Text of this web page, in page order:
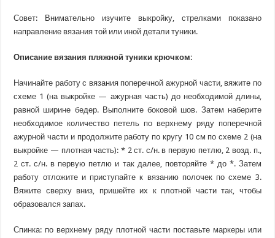
Совет: Внимательно изучите выкройку, стрелками показано
направление вязания той или иной детали туники.
Описание вязания пляжной туники крючком:
Начинайте работу с вязания поперечной ажурной части, вяжите по
схеме 1 (на выкройке — ажурная часть) до необходимой длины,
равной ширине бедер. Выполните боковой шов. Затем наберите
необходимое количество петель по верхнему ряду поперечной
ажурной части и продолжите работу по кругу 10 см по схеме 2 (на
выкройке — плотная часть): * 2 ст. с/н. в первую петлю, 2 возд. п.,
2 ст. с/н. в первую петлю и так далее, повторяйте * до *. Затем
работу отложите и приступайте к вязанию полочек по схеме 3.
Вяжите сверху вниз, пришейте их к плотной части так, чтобы
образовался запах.
Спинка: по верхнему ряду плотной части поставьте маркеры или